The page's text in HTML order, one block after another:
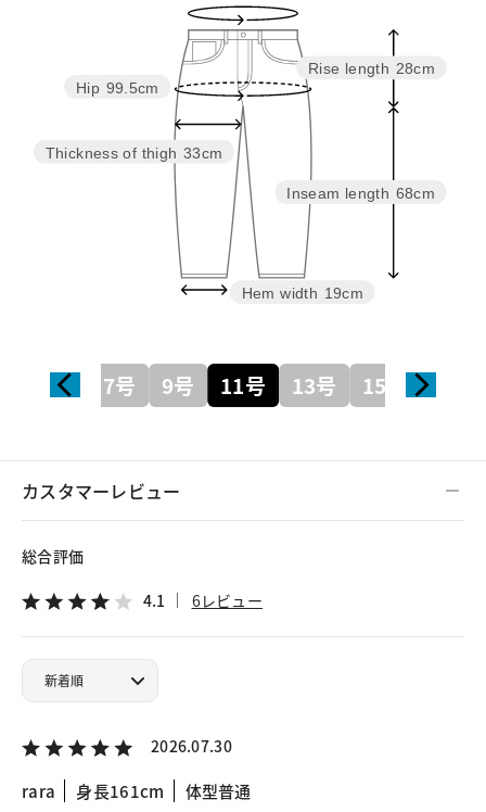
Inseam length 68cm
Rise length 28cm
Hem width 19cm
Thickness of thigh 33cm
Hip 99.5cm
7号 9号 11号 13号 15号
カスタマーレビュー
総合評価
4.1 6レビュー
2026.07.30
rara 身長161cm 体型普通